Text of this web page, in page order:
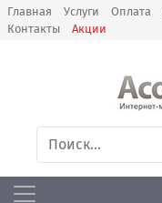
Главная Услуги Оплата
Контакты
Акции